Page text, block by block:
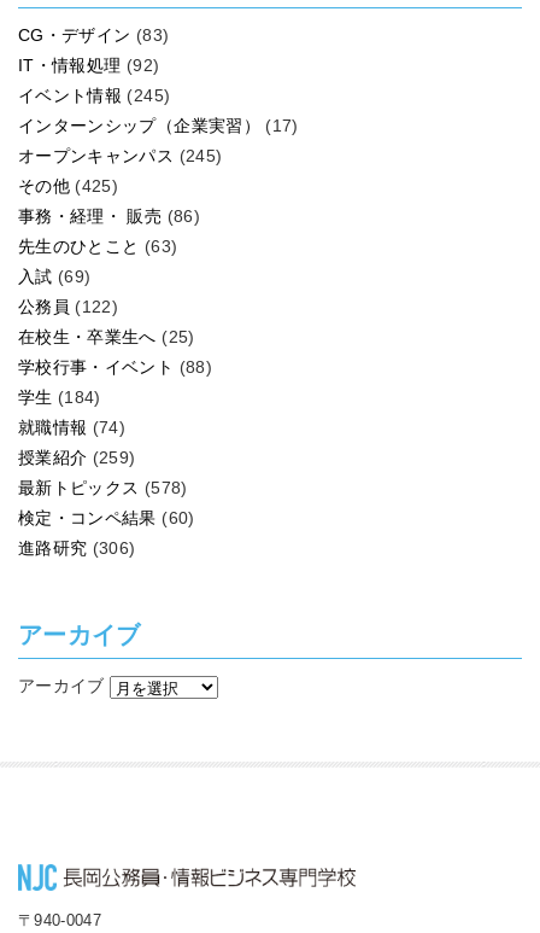
CG・デザイン (83)
IT・情報処理 (92)
イベント情報 (245)
インターンシップ（企業実習）
(17)
オープンキャンパス (245)
その他 (425)
事務・経理・ 販売 (86)
先生のひとこと (63)
入試 (69)
公務員 (122)
在校生・卒業生へ (25)
学校行事・イベント (88)
学生 (184)
就職情報 (74)
授業紹介 (259)
最新トピックス (578)
検定・コンペ結果 (60)
進路研究 (306)
アーカイブ
アーカイブ
〒940-0047